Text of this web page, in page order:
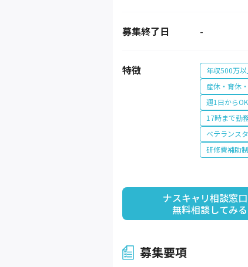
募集終了日 -
特徴 年収500万
産休・育休
週1日からOK
17時まで勤
ベテランス
研修費補助
ナスキャリ相談窓
無料相談してみる
募集要項